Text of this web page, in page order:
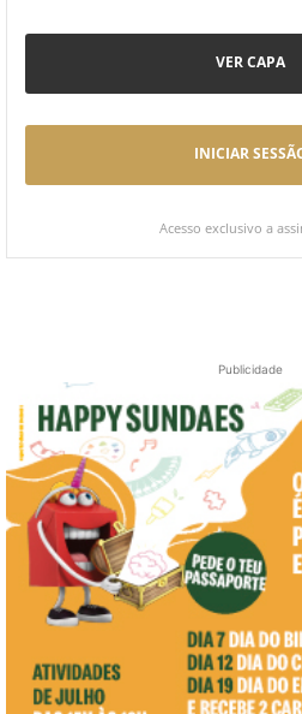
VER CAPA
INICIAR
Acesso exclusivo a
Publicidade